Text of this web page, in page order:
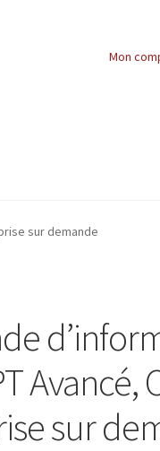
Mon
sur demande
Avancé,
sur